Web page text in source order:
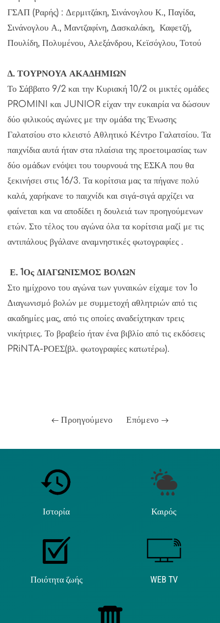
ΓΣΑΠ (Ραρής) : Δερμιτζάκη, Σινάνογλου Κ., Παγίδα,
Σινάνογλου Α., Μαντζαφίνη, Δασκαλάκη, Καφετζή,
Πουλίδη, Πολυμένου, Αλεξάνδρου, Κεϊσόγλου, Τοτού
Δ. ΤΟΥΡΝΟΥΑ ΑΚΑΔΗΜΙΩΝ
Το Σάββατο 9/2 και την Κυριακή 10/2 οι μικτές ομάδες
PROMINI και JUNIOR είχαν την ευκαιρία να δώσουν
δύο φιλικούς αγώνες με την ομάδα της Ένωσης
Γαλατσίου στο κλειστό Αθλητικό Κέντρο Γαλατσίου. Τα
παιχνίδια αυτά ήταν στα πλαίσια της προετοιμασίας των
δύο ομάδων ενόψει του τουρνουά της ΕΣΚΑ που θα
ξεκινήσει στις 16/3. Τα κορίτσια μας τα πήγανε πολύ
καλά, χαρήκανε το παιχνίδι και σιγά-σιγά αρχίζει να
φαίνεται και να αποδίδει η δουλειά των προηγούμενων
ετών. Στο τέλος του αγώνα όλα τα κορίτσια μαζί με τις
αντιπάλους βγάλανε αναμνηστικές φωτογραφίες .
Ε. 1Ος ΔΙΑΓΩΝΙΣΜΟΣ ΒΟΛΩΝ
Στο ημίχρονο του αγώνα των γυναικών είχαμε τον 1ο
Διαγωνισμό βολών με συμμετοχή αθλητριών από τις
ακαδημίες μας, από τις οποίες αναδείχτηκαν τρεις
νικήτριες. Το βραβείο ήταν ένα βιβλίο από τις εκδόσεις
PRiNTA-ΡΟΕΣ(βλ. φωτογραφίες κατωτέρω).
Προηγούμενο Επόμενο
Ιστορία Καιρός
Ποιότητα ζωής WEB TV